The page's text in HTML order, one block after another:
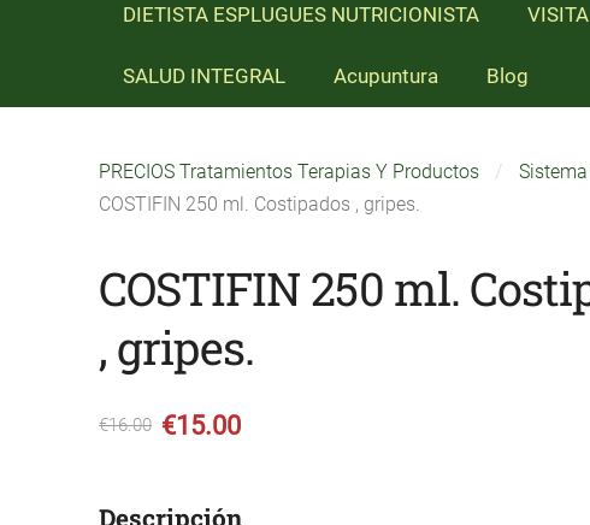
DIETISTA ESPLUGUES NUTRICIONISTA
SALUD INTEGRAL Acupuntura Blog
PRECIOS Tratamientos Terapias Y Productos
Sistema
COSTIFIN 250 ml. Costipados , gripes.
COSTIFIN 250 ml.
, gripes.
€16.00 €15.00
Descripción